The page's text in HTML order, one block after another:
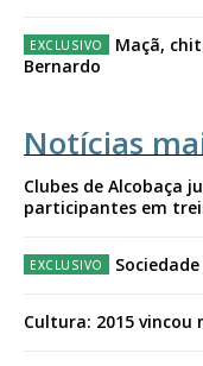
Maçã,
Bernardo
Notícias
Clubes de Alcobaça
participantes em
Cultura: 2015 vincou